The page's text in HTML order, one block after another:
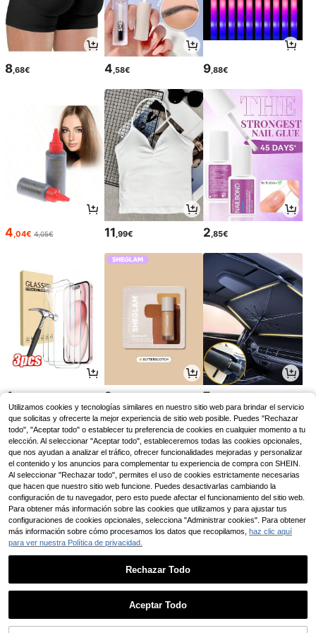
1
8 ,68€ 4 ,58€ 9 ,88€
4 ,04€ 4,05€ 11 ,99€ 2 ,85€
4 2 7
13
Utilizamos cookies y tecnologías similares en nuestro sitio web para brindar el servicio
que solicitas y ofrecerte la mejor experiencia de sitio web posible. Puedes "Rechazar
todo", "Aceptar todo" o establecer tu preferencia de cookies en cualquier momento a tu
elección. Al seleccionar "Aceptar todo", estableceremos todas las cookies opcionales,
que nos ayudan a analizar el tráfico, ofrecer funcionalidades mejoradas y personalizar
el contenido y los anuncios para complementar tu experiencia de compra con SHEIN.
Al seleccionar "Rechazar todo", permites el uso de cookies estrictamente necesarias
que hacen que nuestro sitio web funcione. Puedes desactivarlas cambiando la
configuración de tu navegador, pero esto puede afectar el funcionamiento del sitio web.
Para obtener más información sobre las cookies que utilizamos y para ajustar tus
configuraciones de cookies opcionales, selecciona "Administrar cookies". Para obtener
más información sobre cómo procesamos los datos que recopilamos, haz clic aquí
para ver nuestra Política de privacidad.
Rechazar Todo
Aceptar Todo